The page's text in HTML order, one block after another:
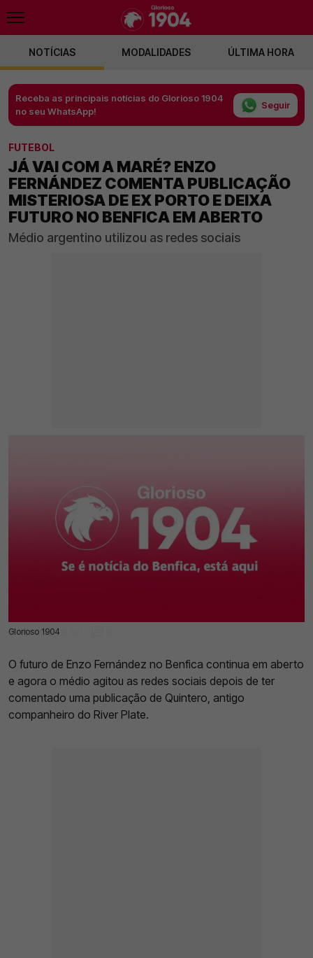
NOTÍCIAS MODALIDADES ÚLTIMA HORA
Receba as principais notícias do Glorioso 1904
no seu WhatsApp!
Seguir
FUTEBOL
JÁ VAI COM A MARÉ? ENZO
FERNÁNDEZ COMENTA PUBLICAÇÃO
MISTERIOSA DE EX PORTO E DEIXA
FUTURO NO BENFICA EM ABERTO
Médio argentino utilizou as redes sociais
Glorioso 1904
31 Dez 2022 | 10:54 |
O futuro de Enzo Fernández no Benfica continua em aberto
e agora o médio agitou as redes sociais depois de ter
comentado uma publicação de Quintero, antigo
companheiro do River Plate.